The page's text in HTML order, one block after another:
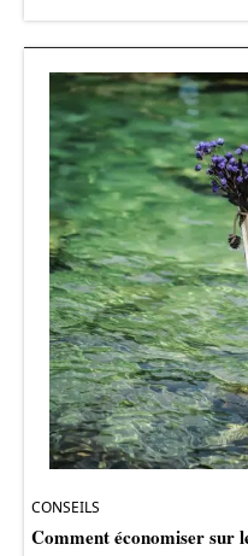
CONSEILS
Comment économiser sur